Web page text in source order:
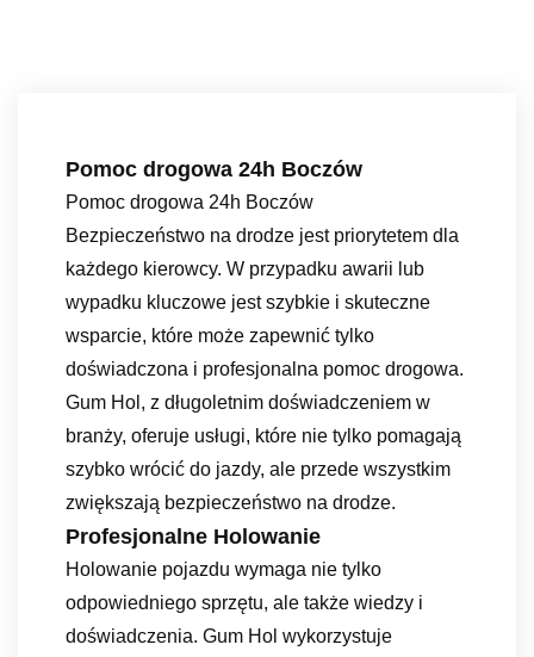
Pomoc drogowa 24h Boczów
Pomoc drogowa 24h Boczów
Bezpieczeństwo na drodze jest priorytetem dla
każdego kierowcy. W przypadku awarii lub
wypadku kluczowe jest szybkie i skuteczne
wsparcie, które może zapewnić tylko
doświadczona i profesjonalna pomoc drogowa.
Gum Hol, z długoletnim doświadczeniem w
branży, oferuje usługi, które nie tylko pomagają
szybko wrócić do jazdy, ale przede wszystkim
zwiększają bezpieczeństwo na drodze.
Profesjonalne Holowanie
Holowanie pojazdu wymaga nie tylko
odpowiedniego sprzętu, ale także wiedzy i
doświadczenia. Gum Hol wykorzystuje